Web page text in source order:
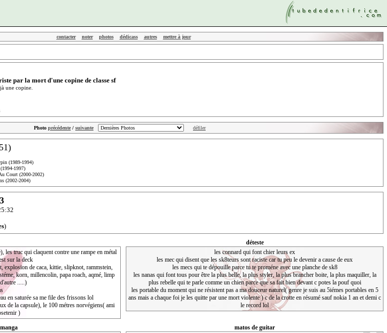
contacter noter photos dédicass autres mettre à jour
par la mort d'une copine de classe sf
une copine.
Photo précédente / suivante
(1989-1994)
(1994-1997)
Court (2000-2002)
(2002-2004)
)
les truc qui claquent contre une rampe en métal
sur la deck
explosion de caca, kittie, slipknot, rammstein,
korn, millencolin, papa roach, aqmé, limp
.....)
en saturée sa me file des frissons lol
de la capsule), le 100 métres norvégiens( ami
)
déteste
les connard qui font chier leurs ex
les mec qui disent que les sk8teurs sont raciste car tu peu le devenir a cause de eux
les mecs qui te dépouille parce tu te proméne avec une planche de sk8
les nanas qui font tous pour être la plus belle, la plus styler, la plus brancher boite, la plus maquiller, la
plus rebelle qui te parle comme un chien parce que sa fait bien devant c potes la pouf quoi
les portable du moment qui ne résistent pas a ma douceur naturel( genre je suis au 5iémes portables en 5
ans mais a chaque foi je les quitte par une mort violente ) c de la crotte en résumé sauf nokia 1 an et demi c
le record lol
matos de guitar